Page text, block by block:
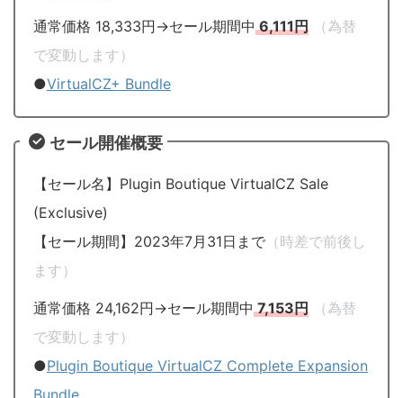
通常価格 18,333円→セール期間中6,111円
（為替
で変動します）
●VirtualCZ+ Bundle
セール開催概要
【セール名】Plugin Boutique VirtualCZ Sale
(Exclusive)
【セール期間】2023年7月31日まで （時差で前後し
ます）
通常価格 24,162円→セール期間中7,153円
（為替
で変動します）
●Plugin Boutique VirtualCZ Complete Expansion
Bundle